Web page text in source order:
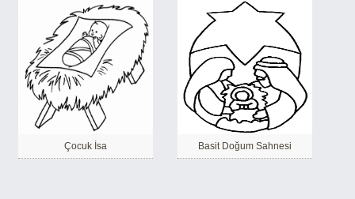
Çocuk İsa Basit Doğum Sahnesi